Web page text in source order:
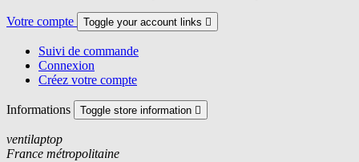
Votre compte Toggle your account links 
Suivi de commande
Connexion
Créez votre compte
Informations Toggle store information 
ventilaptop
France métropolitaine